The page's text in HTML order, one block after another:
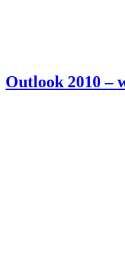
Outlook 2010 –